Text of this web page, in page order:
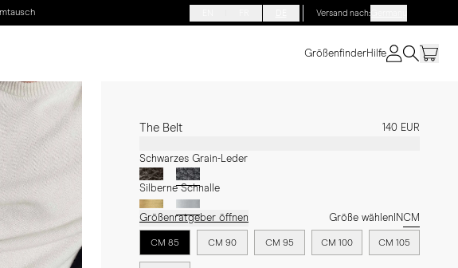
Versand nach:
GrößenfinderHilfe
The Belt 140 EUR
Schwarzes Grain-Leder
Silberne Schnalle
Größenratgeber öffnen Größe wählen INCM
CM 85 CM 90 CM 95 CM 100 CM 105